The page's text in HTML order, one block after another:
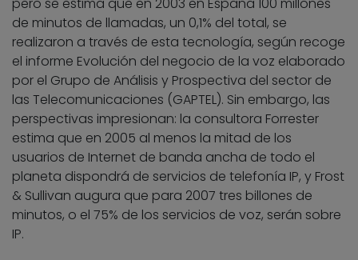
de minutos de llamadas, un 0,1% del total, se
realizaron a través de esta tecnología, según recoge
el informe Evolución del negocio de la voz elaborado
por el Grupo de Análisis y Prospectiva del sector de
las Telecomunicaciones (GAPTEL). Sin embargo, las
perspectivas impresionan: la consultora Forrester
estima que en 2005 al menos la mitad de los
usuarios de Internet de banda ancha de todo el
planeta dispondrá de servicios de telefonía IP, y Frost
& Sullivan augura que para 2007 tres billones de
minutos, o el 75% de los servicios de voz, serán sobre
IP.